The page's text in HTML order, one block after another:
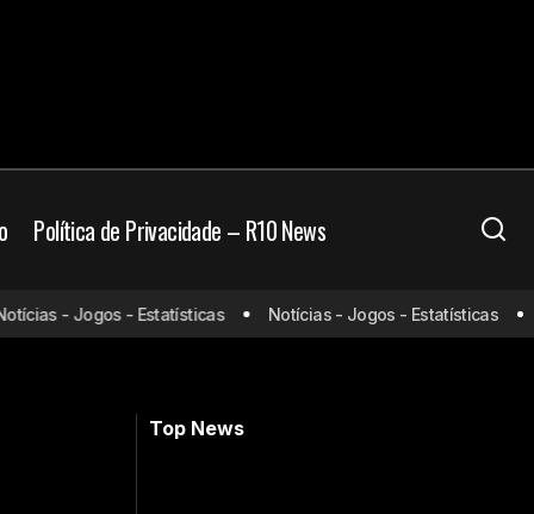
Política de Privacidade – R10 News
o Flamengo
Palmeiras x Chelsea: onde assistir e
prováveis escalações
- Jogos - Estatísticas Notícias - Jogos - Estatísticas
Top News